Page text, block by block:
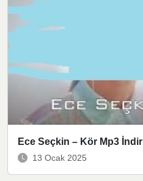
Ece Seçkin – Kör Mp3 İndir
13 Ocak 2025